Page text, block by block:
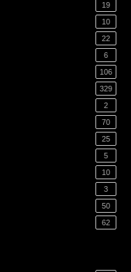
19
10
22
6
106
329
2
70
25
5
10
3
50
62